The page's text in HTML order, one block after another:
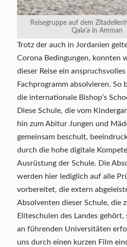
Reisegruppe auf dem
Qala’a in Amman
Trotz der auch in Jordanien
Corona Bedingungen, konnten
dieser Reise ein anspruchsvolles
Fachprogramm absolvieren. So
die internationale Bishop’s
Diese Schule, die vom
hin zum Abitur Jungen und
gemeinsam beschult,
durch die hohe digitale
Ausrüstung der Schule. Die
werden hier lediglich auf alle
vorbereitet, die extern
Absolventen dieser Schule, die
Eliteschulen des Landes
an führenden Universitäten
uns durch einen kurzen Film